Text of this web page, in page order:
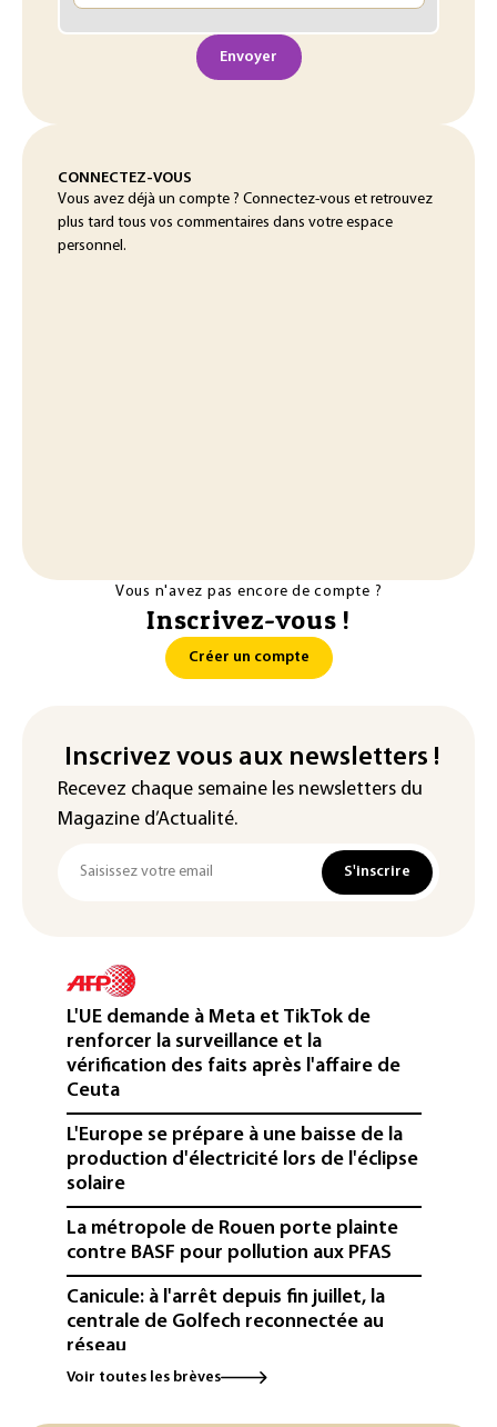
Envoyer
CONNECTEZ-VOUS
Vous avez déjà un compte ? Connectez-vous et retrouvez
plus tard tous vos commentaires dans votre espace
personnel.
Vous n'avez pas encore de compte ?
Inscrivez-vous !
Créer un compte
Inscrivez vous aux newsletters !
Recevez chaque semaine les newsletters du
Magazine d’Actualité.
S'inscrire
L'UE demande à Meta et TikTok de
renforcer la surveillance et la
vérification des faits après l'affaire de
Ceuta
L'Europe se prépare à une baisse de la
production d'électricité lors de l'éclipse
solaire
La métropole de Rouen porte plainte
contre BASF pour pollution aux PFAS
Canicule: à l'arrêt depuis fin juillet, la
centrale de Golfech reconnectée au
réseau
Véhicules de livraison autonomes: la
Voir toutes les brèves